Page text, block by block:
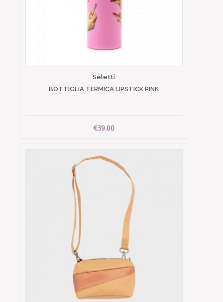
Seletti
BOTTIGLIA TERMICA LIPSTICK PINK
€39.00